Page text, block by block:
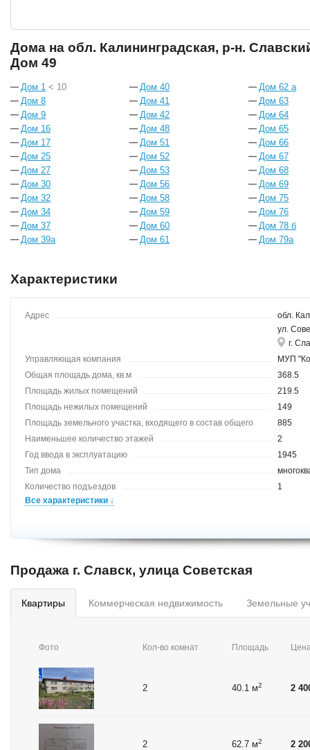
Дома на обл. Калининградская, р-н.
Дом 49
Дом 1 < 10
Дом 8
Дом 9
Дом 16
Дом 17
Дом 25
Дом 27
Дом 30
Дом 32
Дом 34
Дом 37
Дом 39а
Дом 40
Дом 41
Дом 42
Дом 48
Дом 51
Дом 52
Дом 53
Дом 56
Дом 58
Дом 59
Дом 60
Дом 61
Дом 62 а
Дом 63
Дом 64
Дом 65
Дом 66
Дом 67
Дом 68
Дом 69
Дом 75
Дом 76
Дом 78 б
Дом 79а
Характеристики
Адрес
обл.
ул.
г.
Управляющая компания
МУП
Общая площадь дома, кв.м
368.5
Площадь жилых помещений
219.5
Площадь нежилых помещений
149
Площадь земельного участка, входящего в состав общего
имущества
885
Наименьшее количество этажей
2
Год ввода в эксплуатацию
1945
Тип дома
Количество подъездов
1
Все характеристики ↓
Продажа г. Славск, улица Советская
квартиры коммерческая недвижимость земельные
Фото Кол-во комнат Площадь
2 40.1 м2 2
2 62.7 м2 2